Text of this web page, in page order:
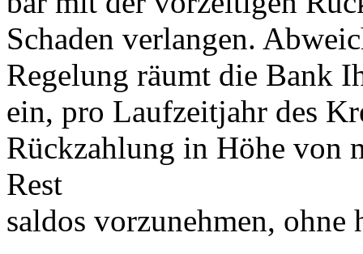
Schaden verlangen.
Regelung räumt die Bank
ein, pro Laufzeitjahr des
Rückzahlung in Höhe von
Rest
saldos vorzunehmen,